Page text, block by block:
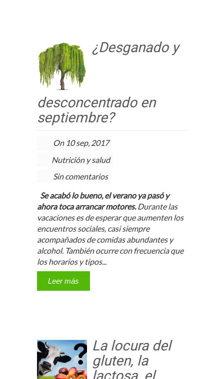
¿Desganado y
desconcentrado en
septiembre?
On 10 sep, 2017
Nutrición y salud
Sin comentarios
Se acabó lo bueno, el verano ya pasó y
ahora toca arrancar motores.Durante las
vacaciones es de esperar que aumenten los
encuentros sociales, casi siempre
acompañados de comidas abundantes y
alcohol. También ocurre con frecuencia que
los horarios y tipos...
Leer más
La locura del
gluten, la